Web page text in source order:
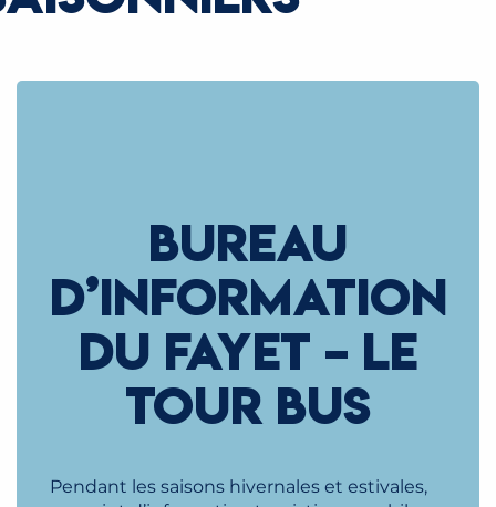
BUREAU
D’INFORMATION
DU FAYET – LE
TOUR BUS
Pendant les saisons hivernales et estivales,